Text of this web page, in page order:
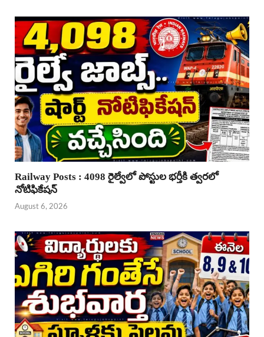
Railway Posts : 4098 రైల్వేలో పోస్టుల భర్తీకి త్వరలో
నోటిఫికేషన్
August 6, 2026